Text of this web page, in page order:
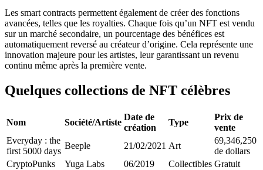
Les smart contracts permettent également de créer des fonctions
avancées, telles que les royalties. Chaque fois qu’un NFT est vendu
sur un marché secondaire, un pourcentage des bénéfices est
automatiquement reversé au créateur d’origine. Cela représente une
innovation majeure pour les artistes, leur garantissant un revenu
continu même après la première vente.
Quelques collections de NFT célèbres
Nom Société/Artiste
Date de
création
Type
Prix de
vente
Everyday : the
first 5000 days
Beeple 21/02/2021 Art
69,346,250
de dollars
CryptoPunks
Yuga Labs 06/2019 Collectibles Gratuit